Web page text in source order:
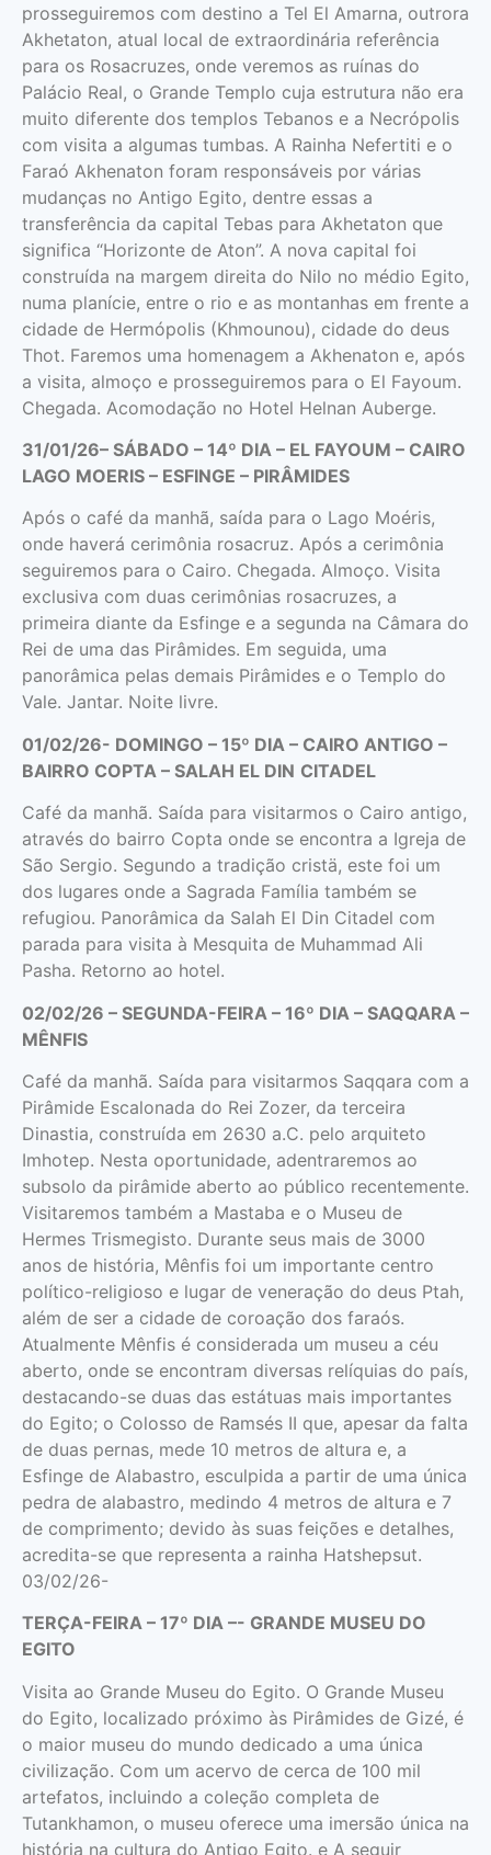
prosseguiremos com destino a Tel El Amarna, outrora
Akhetaton, atual local de extraordinária referência
para os Rosacruzes, onde veremos as ruínas do
Palácio Real, o Grande Templo cuja estrutura não era
muito diferente dos templos Tebanos e a Necrópolis
com visita a algumas tumbas. A Rainha Nefertiti e o
Faraó Akhenaton foram responsáveis por várias
mudanças no Antigo Egito, dentre essas a
transferência da capital Tebas para Akhetaton que
significa “Horizonte de Aton”. A nova capital foi
construída na margem direita do Nilo no médio Egito,
numa planície, entre o rio e as montanhas em frente a
cidade de Hermópolis (Khmounou), cidade do deus
Thot. Faremos uma homenagem a Akhenaton e, após
a visita, almoço e prosseguiremos para o El Fayoum.
Chegada. Acomodação no Hotel Helnan Auberge.
31/01/26– SÁBADO – 14º DIA – EL FAYOUM – CAIRO
LAGO MOERIS – ESFINGE – PIRÂMIDES
Após o café da manhã, saída para o Lago Moéris,
onde haverá cerimônia rosacruz. Após a cerimônia
seguiremos para o Cairo. Chegada. Almoço. Visita
exclusiva com duas cerimônias rosacruzes, a
primeira diante da Esfinge e a segunda na Câmara do
Rei de uma das Pirâmides. Em seguida, uma
panorâmica pelas demais Pirâmides e o Templo do
Vale. Jantar. Noite livre.
01/02/26- DOMINGO – 15º DIA – CAIRO ANTIGO –
BAIRRO СОРТА – SALAH EL DIN CITADEL
Café da manhã. Saída para visitarmos o Cairo antigo,
através do bairro Copta onde se encontra a Igreja de
São Sergio. Segundo a tradição cristä, este foi um
dos lugares onde a Sagrada Família também se
refugiou. Panorâmica da Salah El Din Citadel com
parada para visita à Mesquita de Muhammad Ali
Pasha. Retorno ao hotel.
02/02/26 – SEGUNDA-FEIRA – 16º DIA – SAQQARA –
MÊNFIS
Café da manhã. Saída para visitarmos Saqqara com a
Pirâmide Escalonada do Rei Zozer, da terceira
Dinastia, construída em 2630 a.C. pelo arquiteto
Imhotep. Nesta oportunidade, adentraremos ao
subsolo da pirâmide aberto ao público recentemente.
Visitaremos também a Mastaba e o Museu de
Hermes Trismegisto. Durante seus mais de 3000
anos de história, Mênfis foi um importante centro
político-religioso e lugar de veneração do deus Ptah,
além de ser a cidade de coroação dos faraós.
Atualmente Mênfis é considerada um museu a céu
aberto, onde se encontram diversas relíquias do país,
destacando-se duas das estátuas mais importantes
do Egito; o Colosso de Ramsés II que, apesar da falta
de duas pernas, mede 10 metros de altura e, a
Esfinge de Alabastro, esculpida a partir de uma única
pedra de alabastro, medindo 4 metros de altura e 7
de comprimento; devido às suas feições e detalhes,
acredita-se que representa a rainha Hatshepsut.
03/02/26-
TERÇA-FEIRA – 17º DIA –- GRANDE MUSEU DO
EGITO
Visita ao Grande Museu do Egito. O Grande Museu
do Egito, localizado próximo às Pirâmides de Gizé, é
o maior museu do mundo dedicado a uma única
civilização. Com um acervo de cerca de 100 mil
artefatos, incluindo a coleção completa de
Tutankhamon, o museu oferece uma imersão única na
história na cultura do Antigo Egito. e A seguir